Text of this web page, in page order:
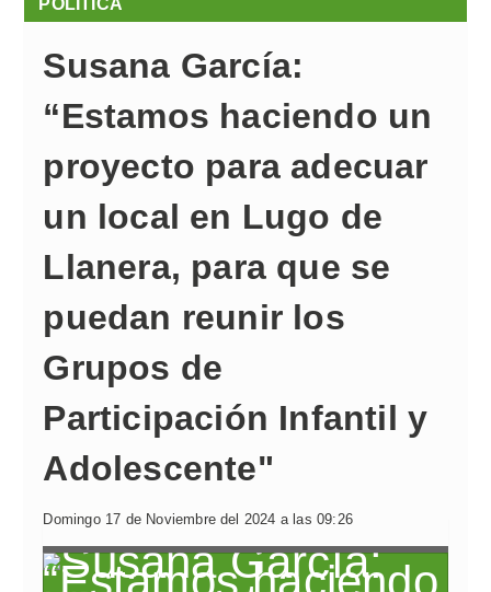
POLÍTICA
Susana García:
“Estamos haciendo un
proyecto para adecuar
un local en Lugo de
Llanera, para que se
puedan reunir los
Grupos de
Participación Infantil y
Adolescente"
Domingo 17 de Noviembre del 2024 a las 09:26